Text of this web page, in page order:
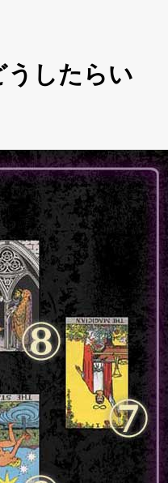
うしたらい